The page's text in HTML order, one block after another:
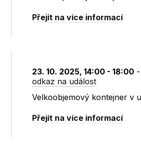
Přejít na více informací
23. 10. 2025, 14:00 - 18:00 -
odkaz na událost
Velkoobjemový kontejner v
Přejít na více informací